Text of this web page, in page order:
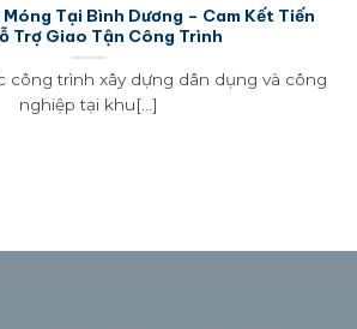
Tại Bình Dương – Cam Kết Tiến
Trợ Giao Tận Công Trình
công trình xây dựng dân dụng và công
nghiệp tại khu[...]